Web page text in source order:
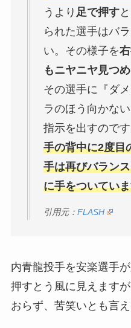
うより 足で押す
られた選手はバ
い。その様子を
もニヤニヤ見つ
その選手に『ダ
ラのほう向かな
指示を出すのです
手の背中に2度目
手は再びバラン
に手をついてい
引用元： FLASH
内青龍投手を安楽選手が
押す とう風に見えます
おらず、苦笑いとも言え